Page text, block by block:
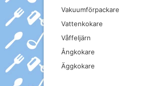
Vakuumförpackare
Vattenkokare
Våffeljärn
Ångkokare
Äggkokare